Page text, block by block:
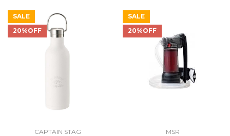
SALE
20%OFF
CAPTAIN STAG
SALE
20%OFF
MSR